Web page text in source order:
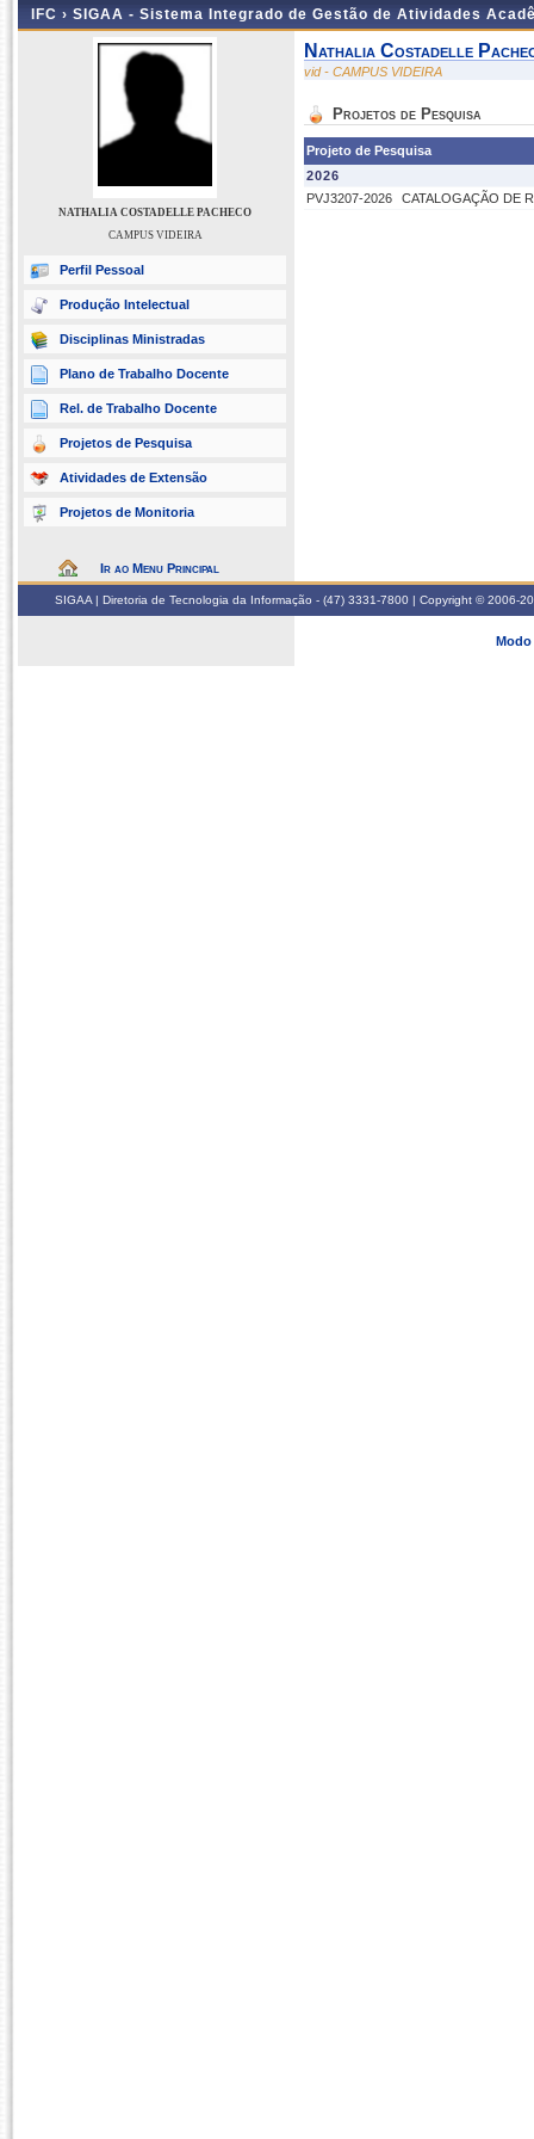
IFC › SIGAA - Sistema Integrado de Gestão de Atividades
NATHALIA COSTADELLE PACHECO
CAMPUS VIDEIRA
Perfil Pessoal
Produção Intelectual
Disciplinas Ministradas
Plano de Trabalho Docente
Rel. de Trabalho Docente
Projetos de Pesquisa
Atividades de Extensão
Projetos de Monitoria
Ir ao Menu Principal
Nathalia Costadelle
vid - CAMPUS VIDEIRA
Projetos de Pesquisa
Projeto de Pesquisa
2026
PVJ3207-2026
CATALOGAÇÃO DE
SIGAA | Diretoria de Tecnologia da Informação - (47) 3331-7800 | Copyright © 2006-
Modo